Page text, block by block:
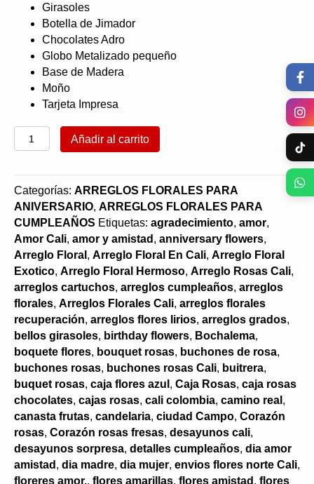
Girasoles
Botella de Jimador
Chocolates Adro
Globo Metalizado pequeño
Base de Madera
Moño
Tarjeta Impresa
Cubo
Girasoles
cantidad
Añadir al carrito
Categorías: ARREGLOS FLORALES PARA
ANIVERSARIO, ARREGLOS FLORALES PARA
CUMPLEAÑOS Etiquetas: agradecimiento, amor,
Amor Cali, amor y amistad , anniversary flowers,
Arreglo Floral , Arreglo Floral En Cali, Arreglo Floral
Exotico, Arreglo Floral Hermoso, Arreglo Rosas Cali,
arreglos cartuchos, arreglos cumpleaños, arreglos
florales, Arreglos Florales Cali, arreglos florales
recuperación, arreglos flores lirios, arreglos grados,
bellos girasoles, birthday flowers, Bochalema,
boquete flores, bouquet rosas, buchones de rosa,
buchones rosas, buchones rosas Cali, buitrera,
buquet rosas, caja flores azul , Caja Rosas, caja rosas
chocolates, cajas rosas, cali colombia, camino real ,
canasta frutas, candelaria, ciudad Campo, Corazón
rosas, Corazón rosas fresas, desayunos cali,
desayunos sorpresa, detalles cumpleaños, dia amor
amistad , dia madre, dia mujer, envios flores norte Cali,
floreres amor., flores amarillas, flores amistad , flores